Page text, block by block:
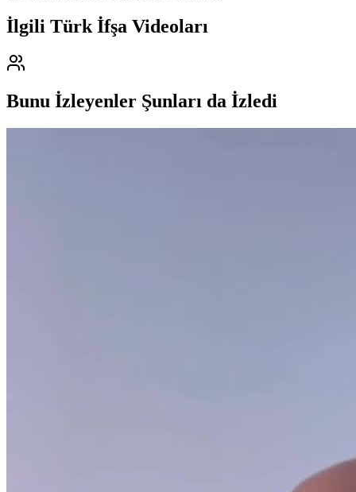
İlgili Türk İfşa Videoları
Bunu İzleyenler Şunları da İzledi